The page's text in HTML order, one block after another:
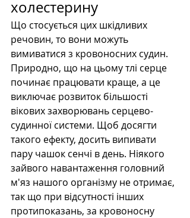
холестерину
Що стосується цих шкідливих
речовин, то вони можуть
вимиватися з кровоносних судин.
Природно, що на цьому тлі серце
починає працювати краще, а це
виключає розвиток більшості
вікових захворювань серцево-
судинної системи. Щоб досягти
такого ефекту, досить випивати
пару чашок сенчі в день. Ніякого
зайвого навантаження головний
м'яз нашого організму не отримає,
так що при відсутності інших
протипоказань, за кровоносну